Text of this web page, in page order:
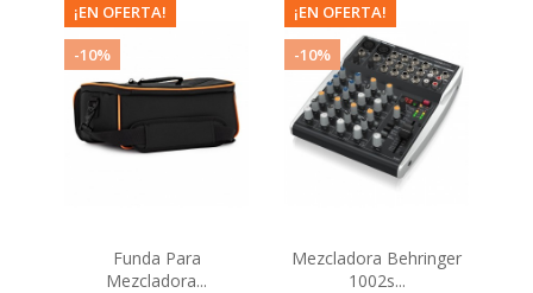
¡EN OFERTA!
-10%
Funda Para
Mezcladora...
¡EN OFERTA!
-10%
Mezcladora Behringer
1002s...